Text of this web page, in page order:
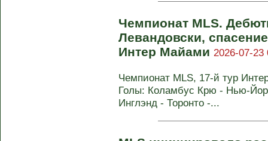
Чемпионат MLS.
Левандовски,
Интер Майами 2026-07-23
Чемпионат MLS, 17-й тур
Голы: Коламбус Крю - Нью-
Инглэнд - Торонто -...